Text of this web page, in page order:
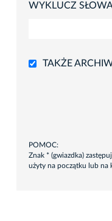
WYKLUCZ
TAKŻE
POMOC:
Znak * (gwiazdka)
użyty na początku lub na